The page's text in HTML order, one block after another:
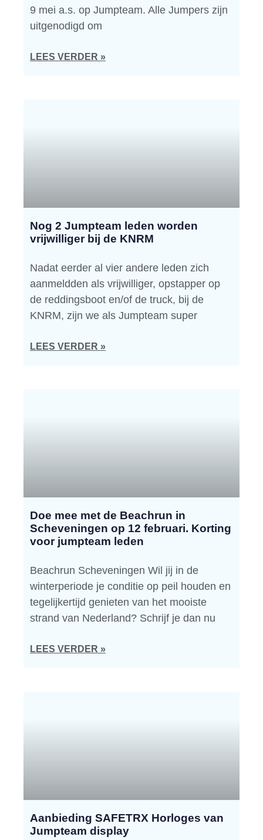
9 mei a.s. op Jumpteam. Alle Jumpers zijn
uitgenodigd om
LEES VERDER »
Nog 2 Jumpteam leden worden
vrijwilliger bij de KNRM
Nadat eerder al vier andere leden zich
aanmeldden als vrijwilliger, opstapper op
de reddingsboot en/of de truck, bij de
KNRM, zijn we als Jumpteam super
LEES VERDER »
Doe mee met de Beachrun in
Scheveningen op 12 februari. Korting
voor jumpteam leden
Beachrun Scheveningen Wil jij in de
winterperiode je conditie op peil houden en
tegelijkertijd genieten van het mooiste
strand van Nederland? Schrijf je dan nu
LEES VERDER »
Aanbieding SAFETRX Horloges van
Jumpteam display